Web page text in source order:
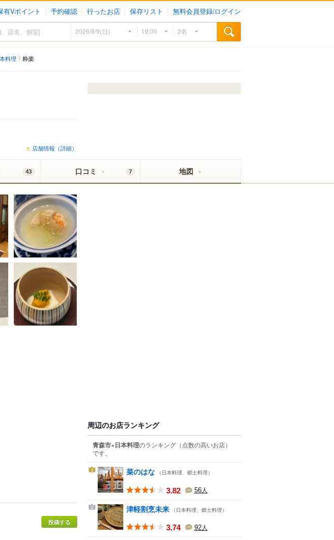
有Vポイント 予約確認 行ったお店 保存リスト 無料会員登録/ログイン
料理 粋楽
店舗情報（詳細）
43 口コミ 7 地図
投稿する
周辺のお店ランキング
青森市×日本料理のランキング （点数の高いお店）
です。
1 菜のはな （日本料理、郷土料理）
3.82 56人
2 津軽割烹未来 （日本料理、郷土料理）
3.74 92人